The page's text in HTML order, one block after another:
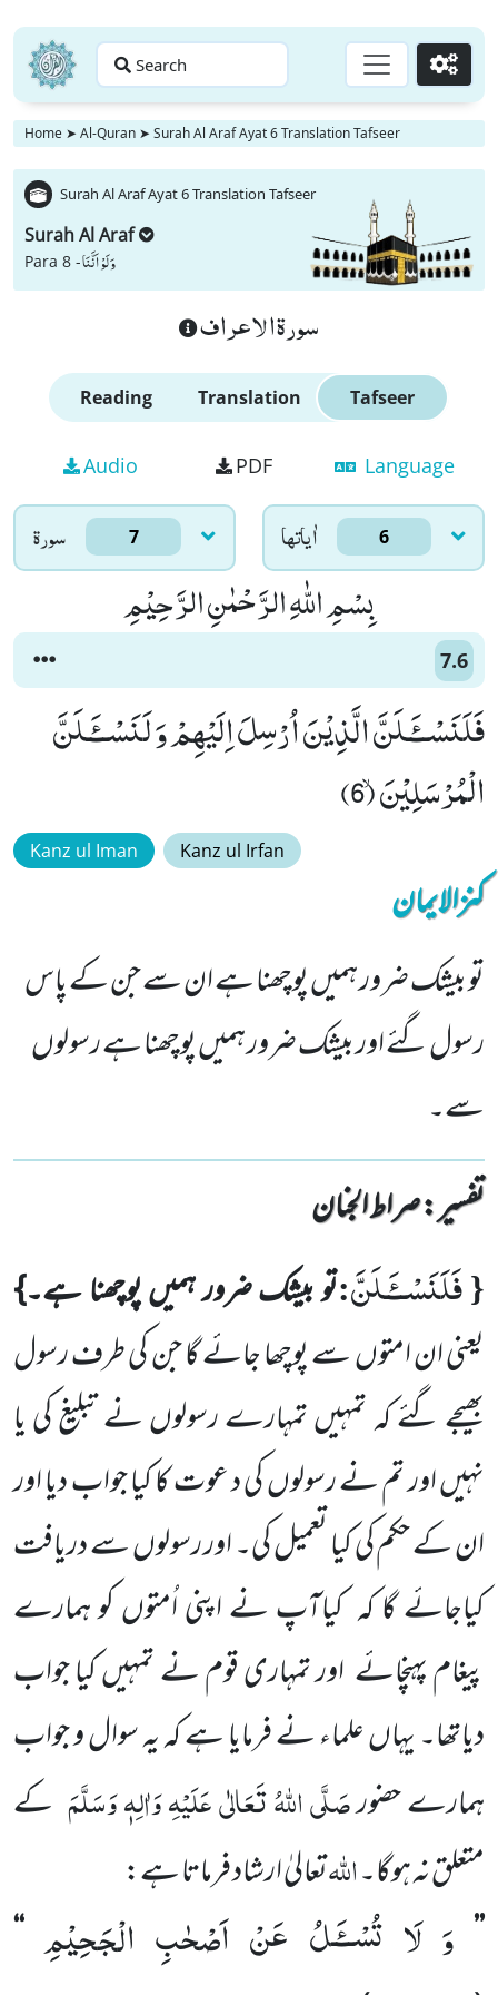
Search Go
Home ➤ Al-Quran ➤ Surah Al Araf Ayat 6 Translation Tafseer
Surah Al Araf Ayat 6 Translation Tafseer
Surah Al Araf
Para 8 -وَ لَوْ اَنَّنَا
سورة الاعراف
Reading Translation Tafseer
Audio PDF Language
سورۃ 7 اٰياتها 6
بِسْمِ اللّٰهِ الرَّحْمٰنِ الرَّحِیْمِ
7.6
فَلَنَسْــٴَـلَنَّ الَّذِیْنَ اُرْسِلَ اِلَیْهِمْ وَ لَنَسْــٴَـلَنَّ
الْمُرْسَلِیْنَۙ (6)
Kanz ul Iman Kanz ul Irfan
کنزالایمان
تو بیشک ضرور ہمیں پوچھنا ہے ان سے جن کے پاس
رسول گئے اور بیشک ضرور ہمیں پوچھنا ہے رسولوں
سے۔
تفسیر : ‎صراط الجنان
{فَلَنَسْــٴَـلَنَّ:تو بیشک ضرور ہمیں پوچھنا ہے۔}
یعنی ان امتوں سے پوچھا جائے گا جن کی طرف رسول
بھیجے گئے کہ تمہیںتمہارے رسولوں نے تبلیغ کی یا
نہیں اور تم نے رسولوں کی د عوت کا کیا جواب دیا اور
ان کے حکم کی کیا تعمیل کی۔ اور رسولوں سےدریافت
کیاجائے گا کہ کیاآپ نے اپنی اُمتوں کو ہمارے
پیغام پہنچائے اور تمہاری قوم نے تمہیں کیا جواب
دیاتھا۔ یہاںعلماء نے فرمایا ہے کہ یہ سوال و جواب
ہمارے حضورصَلَّی اللہُ تَعَالٰی عَلَیْہِ وَاٰلِہٖ وَسَلَّمَ کے
متعلق نہ ہوگا۔اللہتعالیٰ ارشاد فرماتا ہے:
’’ وَ لَا تُسْــٴَـلُ عَنْ اَصْحٰبِ الْجَحِیْمِ ‘‘